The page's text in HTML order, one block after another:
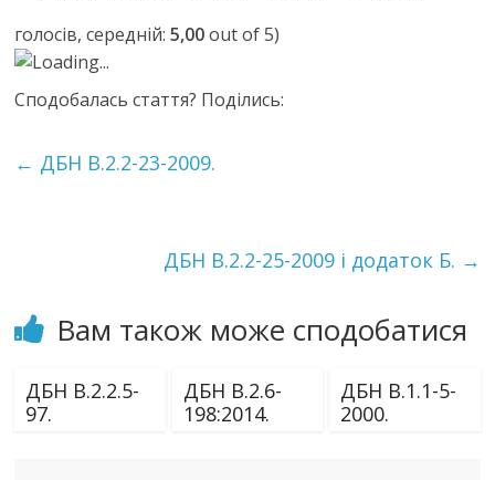
голосів, середній:5,00out of 5)
Loading...
Сподобалась стаття? Поділись:
← ДБН В.2.2-23-2009.
ДБН В.2.2-25-2009 і додаток Б. →
Вам також може сподобатися
ДБН В.2.2.5-
97.
ДБН В.2.6-
198:2014.
ДБН В.1.1-5-
2000.